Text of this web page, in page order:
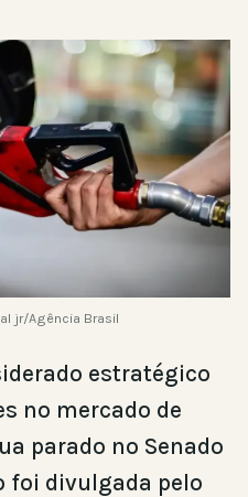
jr/Agência Brasil
estratégico
no mercado de
parado no Senado
foi divulgada pelo